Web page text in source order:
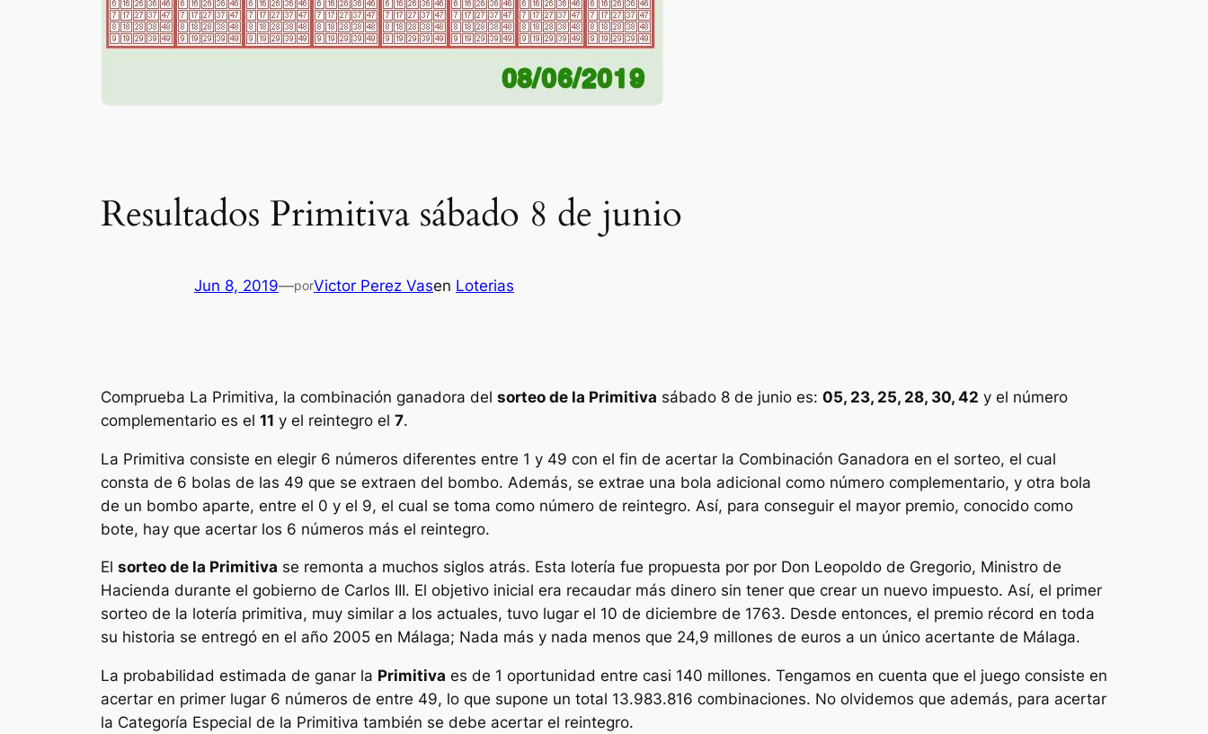
Resultados Primitiva sábado 8 de junio
Jun 8, 2019—porVictor Perez Vasen Loterias
Comprueba La Primitiva, la combinación ganadora del sorteo de la Primitiva sábado 8 de junio es: 05, 23, 25, 28, 30, 42 y el número
complementario es el 11 y el reintegro el 7.
La Primitiva consiste en elegir 6 números diferentes entre 1 y 49 con el fin de acertar la Combinación Ganadora en el sorteo, el cual
consta de 6 bolas de las 49 que se extraen del bombo. Además, se extrae una bola adicional como número complementario, y otra bola
de un bombo aparte, entre el 0 y el 9, el cual se toma como número de reintegro. Así, para conseguir el mayor premio, conocido como
bote, hay que acertar los 6 números más el reintegro.
El sorteo de la Primitiva se remonta a muchos siglos atrás. Esta lotería fue propuesta por por Don Leopoldo de Gregorio, Ministro de
Hacienda durante el gobierno de Carlos III. El objetivo inicial era recaudar más dinero sin tener que crear un nuevo impuesto. Así, el primer
sorteo de la lotería primitiva, muy similar a los actuales, tuvo lugar el 10 de diciembre de 1763. Desde entonces, el premio récord en toda
su historia se entregó en el año 2005 en Málaga; Nada más y nada menos que 24,9 millones de euros a un único acertante de Málaga.
La probabilidad estimada de ganar la Primitiva es de 1 oportunidad entre casi 140 millones. Tengamos en cuenta que el juego consiste en
acertar en primer lugar 6 números de entre 49, lo que supone un total 13.983.816 combinaciones. No olvidemos que además, para acertar
la Categoría Especial de la Primitiva también se debe acertar el reintegro.